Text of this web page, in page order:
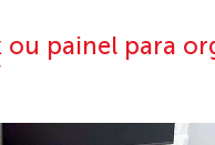
ou painel para